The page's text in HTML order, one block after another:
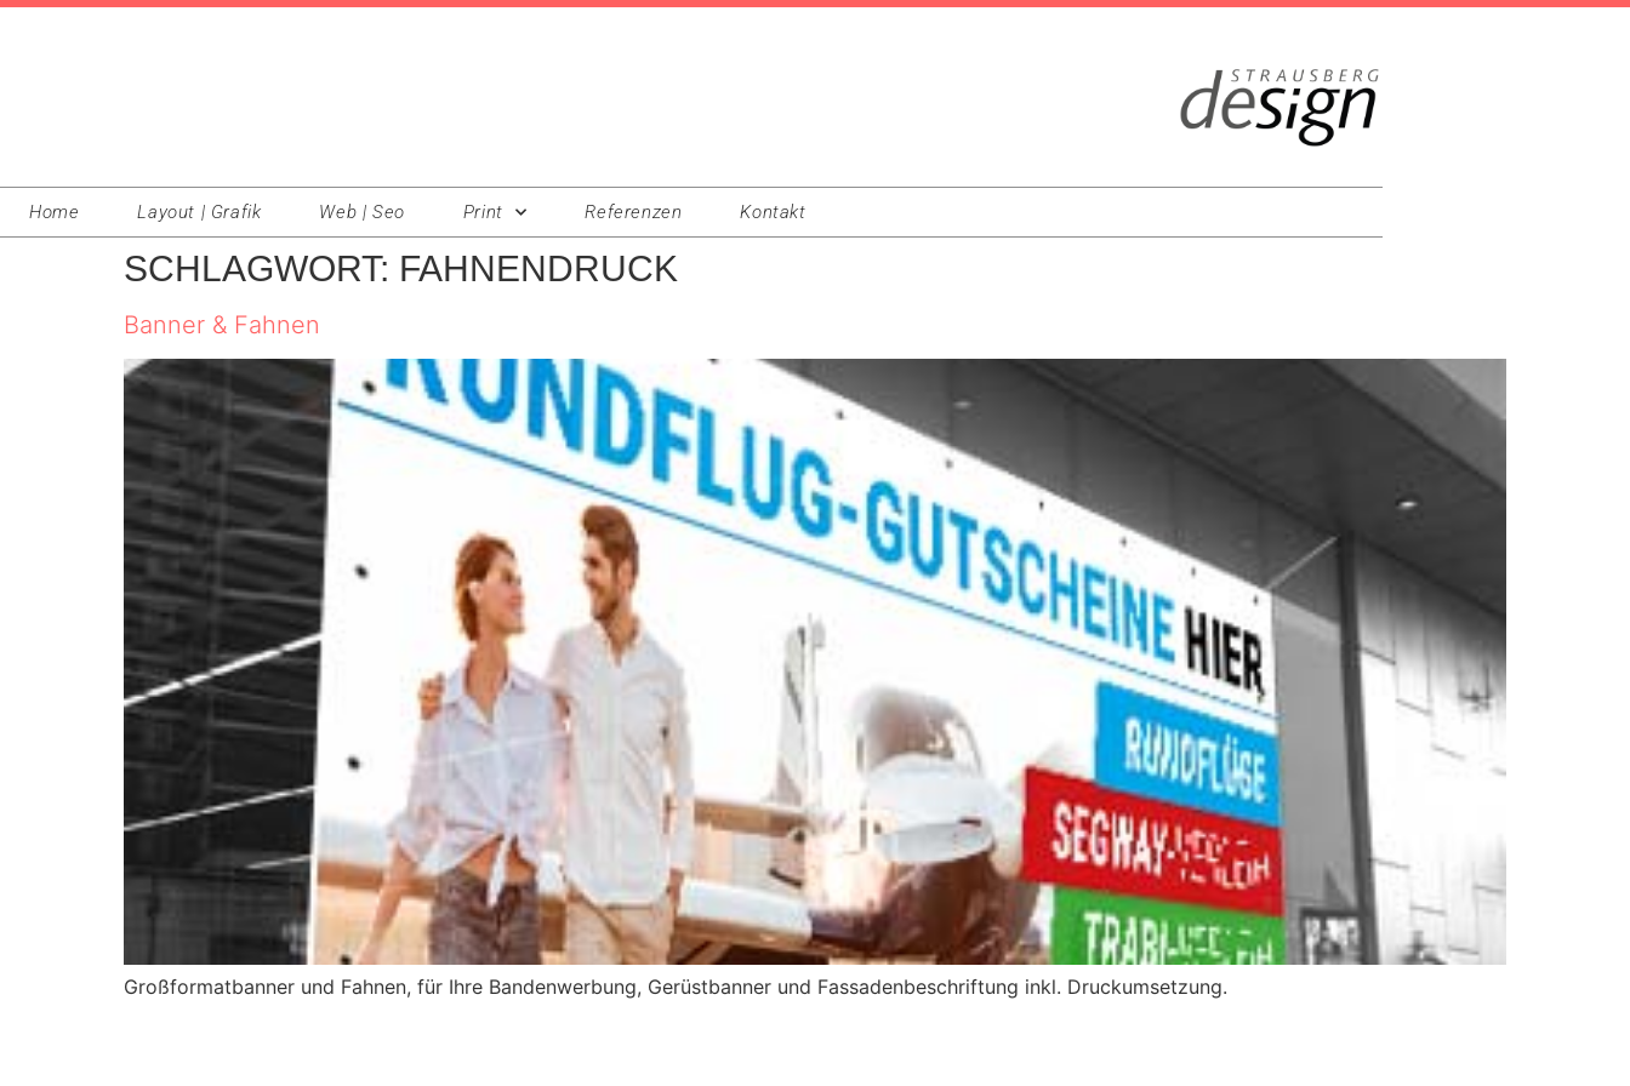
Home Layout | Grafik Web | Seo Print Referenzen Kontakt
SCHLAGWORT: FAHNENDRUCK
Banner & Fahnen
Großformatbanner und Fahnen, für Ihre Bandenwerbung, Gerüstbanner und Fassadenbeschriftung inkl. Druckumsetzung.